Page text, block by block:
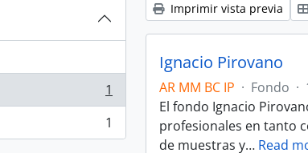
1
1
Imprimir vista previa
Ignacio Pirovano
AR MM BC IP · Fondo ·
El fondo Ignacio
profesionales en tanto
de muestras y… Read